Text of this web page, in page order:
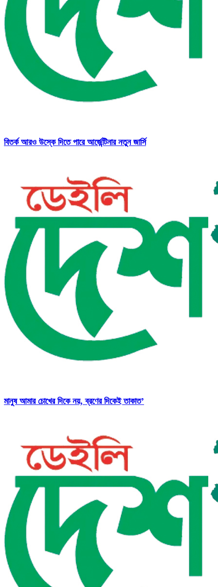
বিতর্ক আরও উস্কে দিতে পারে আর্জেন্টিনার নতুন জার্সি
মানুষ আমার চোখের দিকে নয়, ব্রণের দিকেই তাকাত’